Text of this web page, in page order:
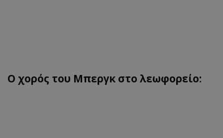
Ο χορός του Μπεργκ στο λεωφορείο: